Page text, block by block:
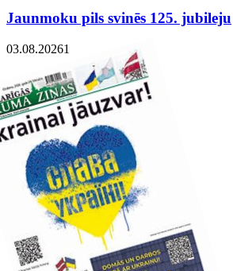
Jaunmoku pils svinēs 125. jubileju
03.08.20261